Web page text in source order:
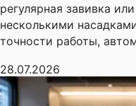
регулярная завивка
несколькими
точности работы,
28.07.2026